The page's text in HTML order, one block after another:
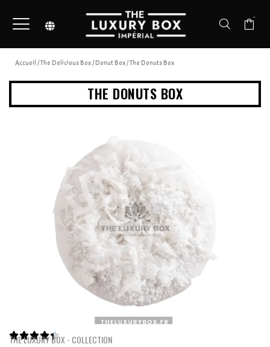
-
Accueil /The Delicious Box/Donut Box/ The Donuts Box
THE DONUTS BOX

THE LUXURY BOX - COLLECTION